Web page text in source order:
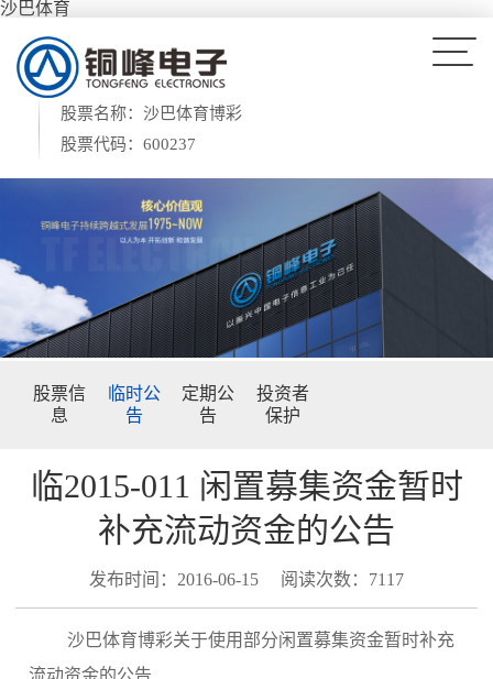
沙巴体育
股票名称：沙巴体育博彩
股票代码：600237
股票信
息
临时公
告
定期公
告
投资者
保护
临2015-011 闲置募集资金暂时
补充流动资金的公告
发布时间：2016-06-15 阅读次数：7117
沙巴体育博彩关于使用部分闲置募集资金暂时补充
流动资金的公告